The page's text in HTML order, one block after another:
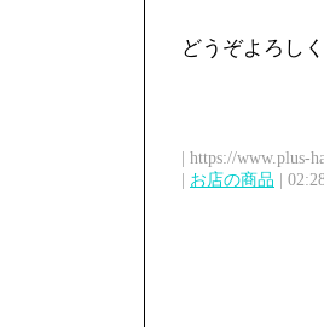
どうぞよろし
| https://www.plus-
| お店の商品 |